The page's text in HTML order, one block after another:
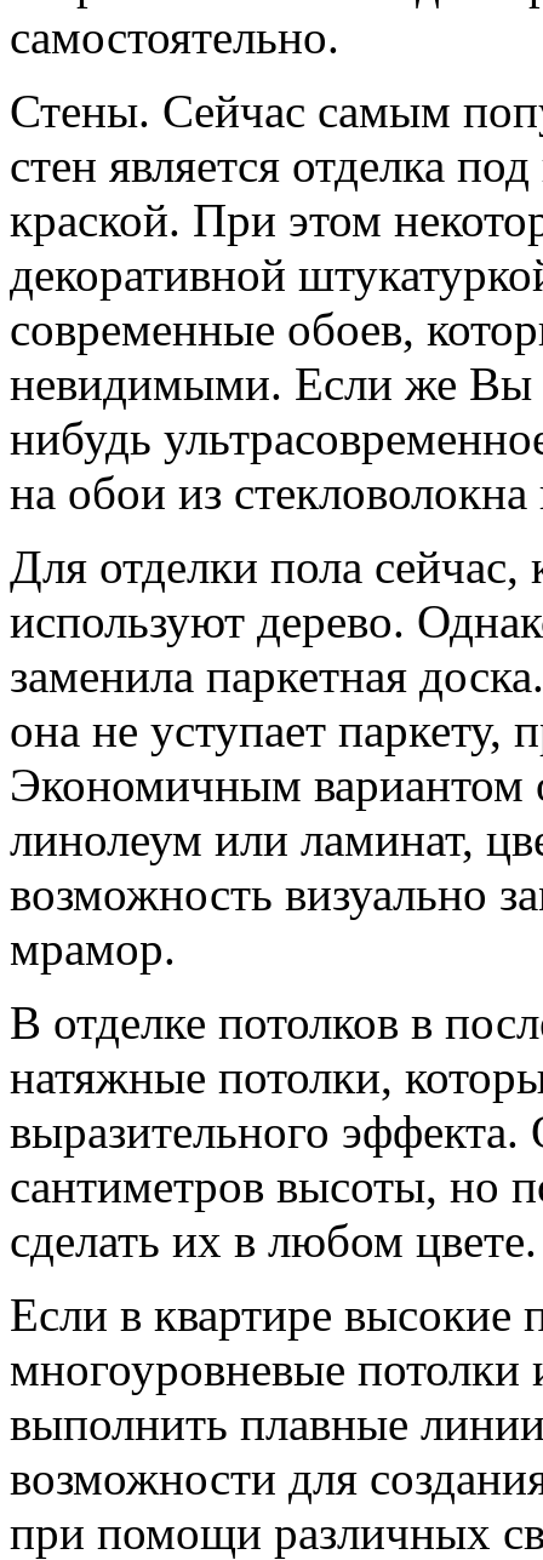
самостоятельно.
Стены. Сейчас самым
стен является отделка
краской. При этом
декоративной
современные обоев,
невидимыми. Если же Вы
нибудь
на обои из
Для отделки пола сейчас,
используют дерево.
заменила паркетная
она не уступает паркету,
Экономичным вариантом
линолеум или ламинат,
возможность визуально
мрамор.
В отделке потолков в
натяжные потолки,
выразительного
сантиметров высоты, но
сделать их в любом цвете.
Если в квартире высокие
многоуровневые потолки
выполнить плавные
возможности для
при помощи различных